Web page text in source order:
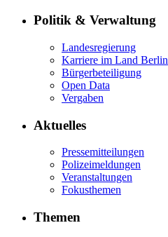
Politik & Verwaltung
Landesregierung
Karriere im Land Berlin
Bürgerbeteiligung
Open Data
Vergaben
Aktuelles
Pressemitteilungen
Polizeimeldungen
Veranstaltungen
Fokusthemen
Themen